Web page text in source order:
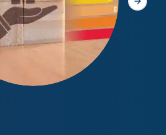
Slide